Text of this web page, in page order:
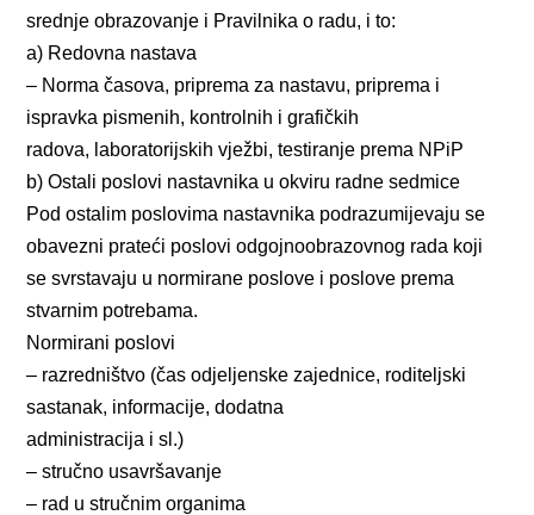
srednje obrazovanje i Pravilnika o radu, i to:
a) Redovna nastava
– Norma časova, priprema za nastavu, priprema i
ispravka pismenih, kontrolnih i grafičkih
radova, laboratorijskih vježbi, testiranje prema NPiP
b) Ostali poslovi nastavnika u okviru radne sedmice
Pod ostalim poslovima nastavnika podrazumijevaju se
obavezni prateći poslovi odgojnoobrazovnog rada koji
se svrstavaju u normirane poslove i poslove prema
stvarnim potrebama.
Normirani poslovi
– razredništvo (čas odjeljenske zajednice, roditeljski
sastanak, informacije, dodatna
administracija i sl.)
– stručno usavršavanje
– rad u stručnim organima